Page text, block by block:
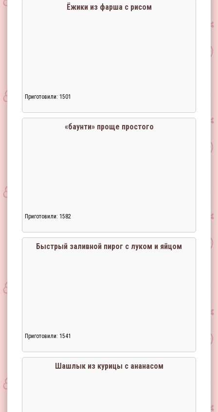
Ёжики из фарша с рисом
Приготовили: 1501
«баунти» проще простого
Приготовили: 1582
Быстрый заливной пирог с луком и яйцом
Приготовили: 1541
Шашлык из курицы с ананасом